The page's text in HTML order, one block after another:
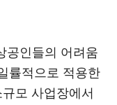
공인들의 어려움
률적으로 적용한
모 사업장에서